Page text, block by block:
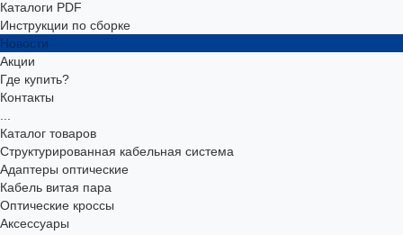
Каталоги PDF
Инструкции по сборке
Новости
Акции
Где купить?
Контакты
Каталог товаров
Структурированная кабельная система
Адаптеры оптические
Кабель витая пара
Оптические кроссы
Аксессуары